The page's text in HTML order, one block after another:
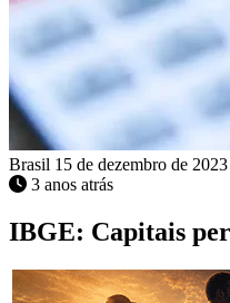
Brasil 15 de dezembro de 2023
3 anos atrás
IBGE: Capitais